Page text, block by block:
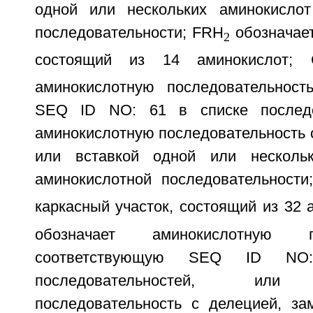
одной или нескольких
последовательности; FRH2
состоящий из 14 аминокислот;
аминокислотную
SEQ ID NO: 61 в списке
аминокислотную
или вставкой одной или
аминокислотной
каркасный участок, состоящий из 32
обозначает аминокислотную
соответствующую SEQ ID
последовательностей, или
последовательность с делецией,